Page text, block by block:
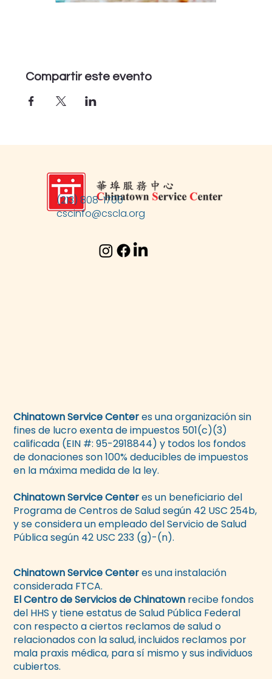
Compartir este evento
(213) 808-1700
cscinfo@cscla.org
Chinatown Service Centeres una organización sin
fines de lucro exenta de impuestos 501(c)(3)
calificada (EIN #: 95-2918844) y todos los fondos
de donaciones son 100% deducibles de impuestos
en la máxima medida de la ley.
Chinatown Service Centeres un beneficiario del
Programa de Centros de Salud según 42 USC 254b,
y se considera un empleado del Servicio de Salud
Pública según 42 USC 233 (g)-(n).
Chinatown Service Centeres una instalación
considerada FTCA.
El Centro de Servicios de Chinatown recibe fondos
del HHS y tiene estatus de Salud Pública Federal
con respecto a ciertos reclamos de salud o
relacionados con la salud, incluidos reclamos por
mala praxis médica, para sí mismo y sus individuos
cubiertos.